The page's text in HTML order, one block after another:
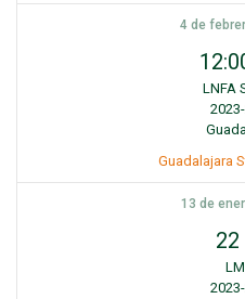
4 de
LNFA
Guadalajara
13 de
22